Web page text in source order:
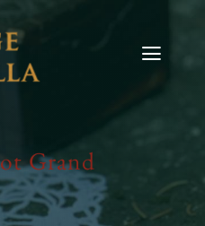
Toggle
Grand